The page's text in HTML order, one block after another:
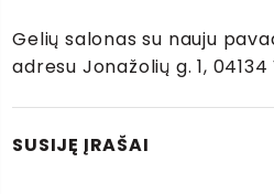
Gelių salonas su nauju
adresu Jonažolių g. 1, 04134
SUSIJĘ ĮRAŠAI